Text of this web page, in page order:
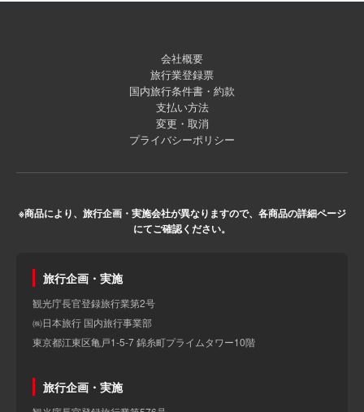
会社概要
旅行業登録票
国内旅行条件書・約款
支払い方法
変更・取消
プライバシーポリシー
※商品により、旅行企画・実施会社が異なりますので、各商品の詳細ページ
にてご確認ください。
旅行企画・実施
観光庁長官登録旅行業第2号
㈱日本旅行 国内旅行事業部
東京都江東区亀戸1-5-7 錦糸町プライムタワー10階
旅行企画・実施